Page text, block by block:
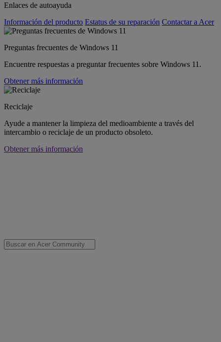
Enlaces de autoayuda
Información del producto Estatus de su reparación Contactar a Acer
Preguntas frecuentes de Windows 11
Encuentre respuestas a preguntar frecuentes sobre Windows 11.
Obtener más información
Reciclaje
Ayude a mantener la limpieza del medioambiente a través del
intercambio o reciclaje de un producto obsoleto.
Obtener más información